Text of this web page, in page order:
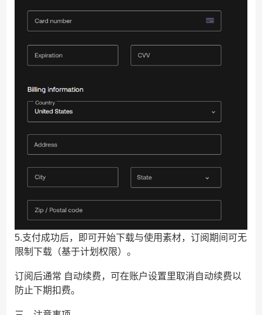
5.支付成功后，即可开始下载与使用素材，订阅期间可无
限制下载（基于计划权限）。
订阅后通常 自动续费，可在账户设置里取消自动续费以
防止下期扣费。